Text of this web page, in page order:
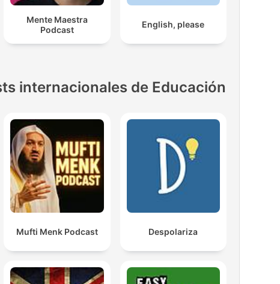
Mente Maestra
Podcast
English, please
internacionales de Educación
Mufti Menk Podcast Despolariza